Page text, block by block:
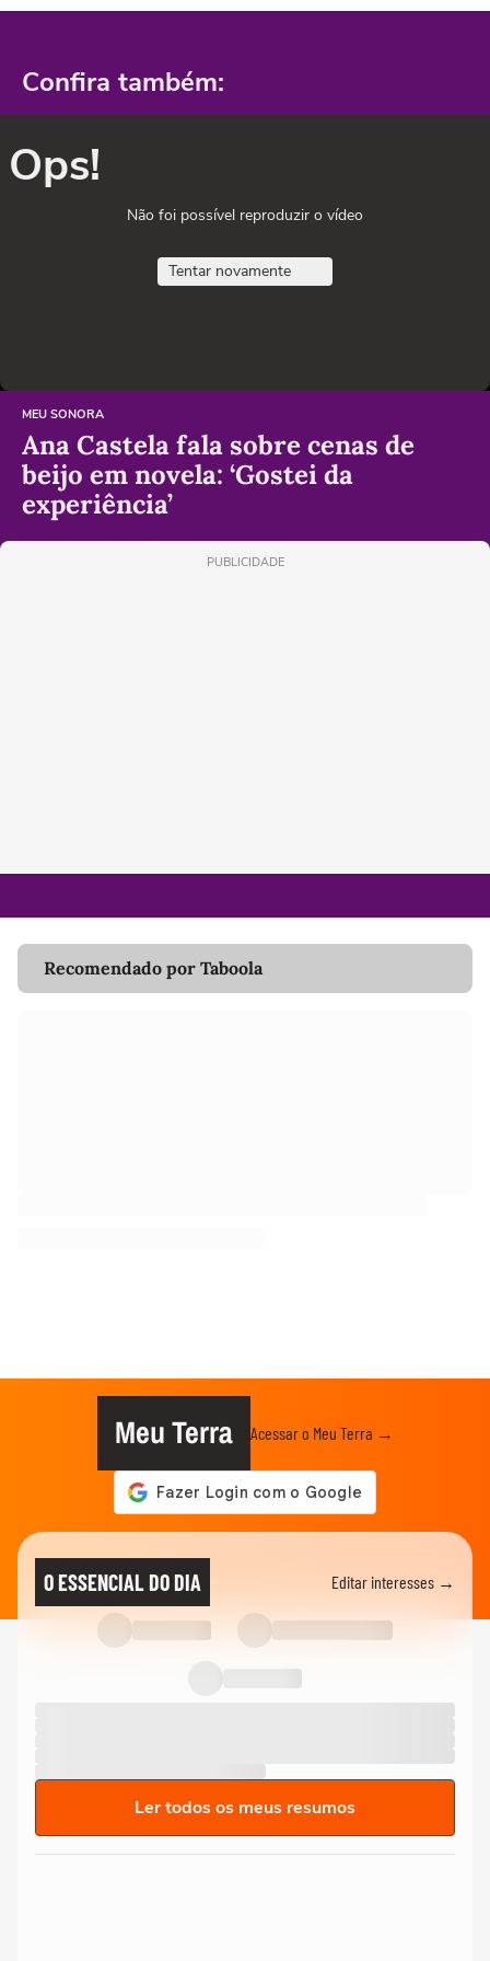
Confira também:
Ops!
Não foi possível reproduzir o vídeo
Tentar novamente
MEU SONORA
Ana Castela fala sobre cenas de
beijo em novela: ‘Gostei da
experiência’
PUBLICIDADE
Recomendado por Taboola
Meu Terra Acessar o Meu Terra →
O ESSENCIAL DO DIA Editar interesses →
Ler todos os meus resumos